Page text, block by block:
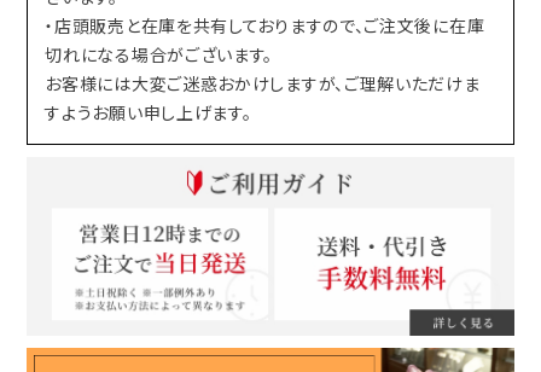
・店頭販売と在庫を共有しておりますので、ご注文後に在庫
切れになる場合がございます。
お客様には大変ご迷惑おかけしますが、ご理解いただけま
すようお願い申し上げます。